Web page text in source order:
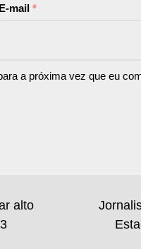
E-mail *
a próxima vez que eu
alto